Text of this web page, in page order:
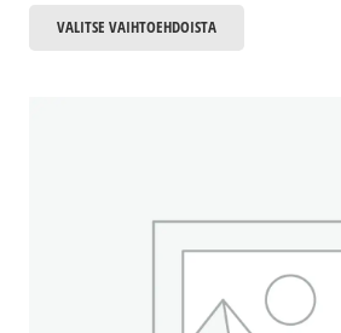
VALITSE VAIHTOEHDOISTA
tuotteen
sivulla.